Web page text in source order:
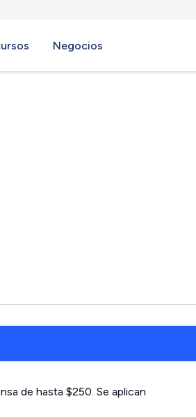
Negocios
de hasta $250. Se aplican